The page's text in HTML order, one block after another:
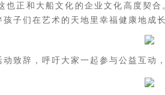
也正和大船文化的企业文化高度契合
子们在艺术的天地里幸福健康地成长
致辞，呼吁大家一起参与公益互动